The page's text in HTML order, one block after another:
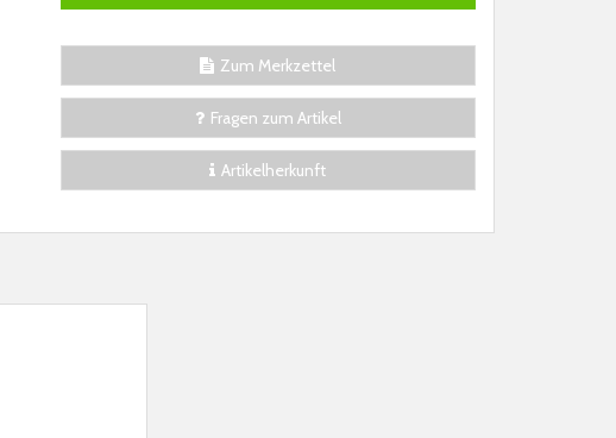
Zum Merkzettel
Fragen zum Artikel
Artikelherkunft